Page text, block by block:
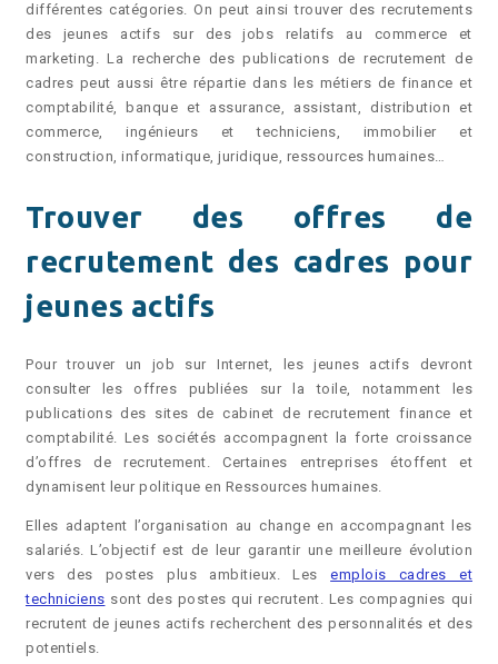
différentes catégories. On peut ainsi trouver des recrutements
des jeunes actifs sur des jobs relatifs au commerce et
marketing. La recherche des publications de recrutement de
cadres peut aussi être répartie dans les métiers de finance et
comptabilité, banque et assurance, assistant, distribution et
commerce, ingénieurs et techniciens, immobilier et
construction, informatique, juridique, ressources humaines…
Trouver des offres de
recrutement des cadres pour
jeunes actifs
Pour trouver un job sur Internet, les jeunes actifs devront
consulter les offres publiées sur la toile, notamment les
publications des sites de cabinet de recrutement finance et
comptabilité. Les sociétés accompagnent la forte croissance
d’offres de recrutement. Certaines entreprises étoffent et
dynamisent leur politique en Ressources humaines.
Elles adaptent l’organisation au change en accompagnant les
salariés. L’objectif est de leur garantir une meilleure évolution
vers des postes plus ambitieux. Lesemplois cadres et
techniciens sont des postes qui recrutent. Les compagnies qui
recrutent de jeunes actifs recherchent des personnalités et des
potentiels.